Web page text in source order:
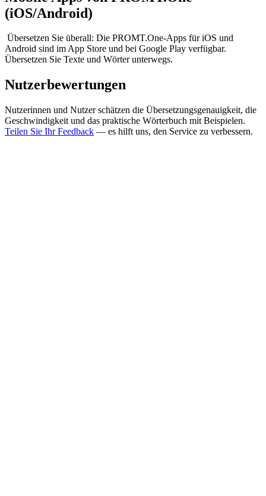
(iOS/Android)
Übersetzen Sie überall: Die PROMT.One-Apps für iOS und
Android sind im App Store und bei Google Play verfügbar.
Übersetzen Sie Texte und Wörter unterwegs.
Nutzerbewertungen
Nutzerinnen und Nutzer schätzen die Übersetzungsgenauigkeit, die
Geschwindigkeit und das praktische Wörterbuch mit Beispielen.
Teilen Sie Ihr Feedback — es hilft uns, den Service zu verbessern.